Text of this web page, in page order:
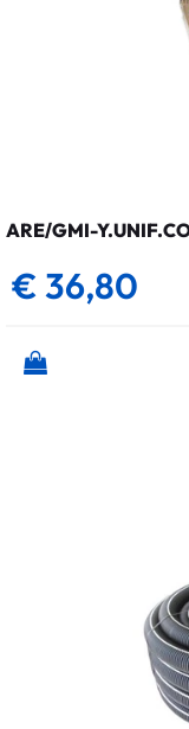
ARE/GMI-
€ 36,80
Quantità